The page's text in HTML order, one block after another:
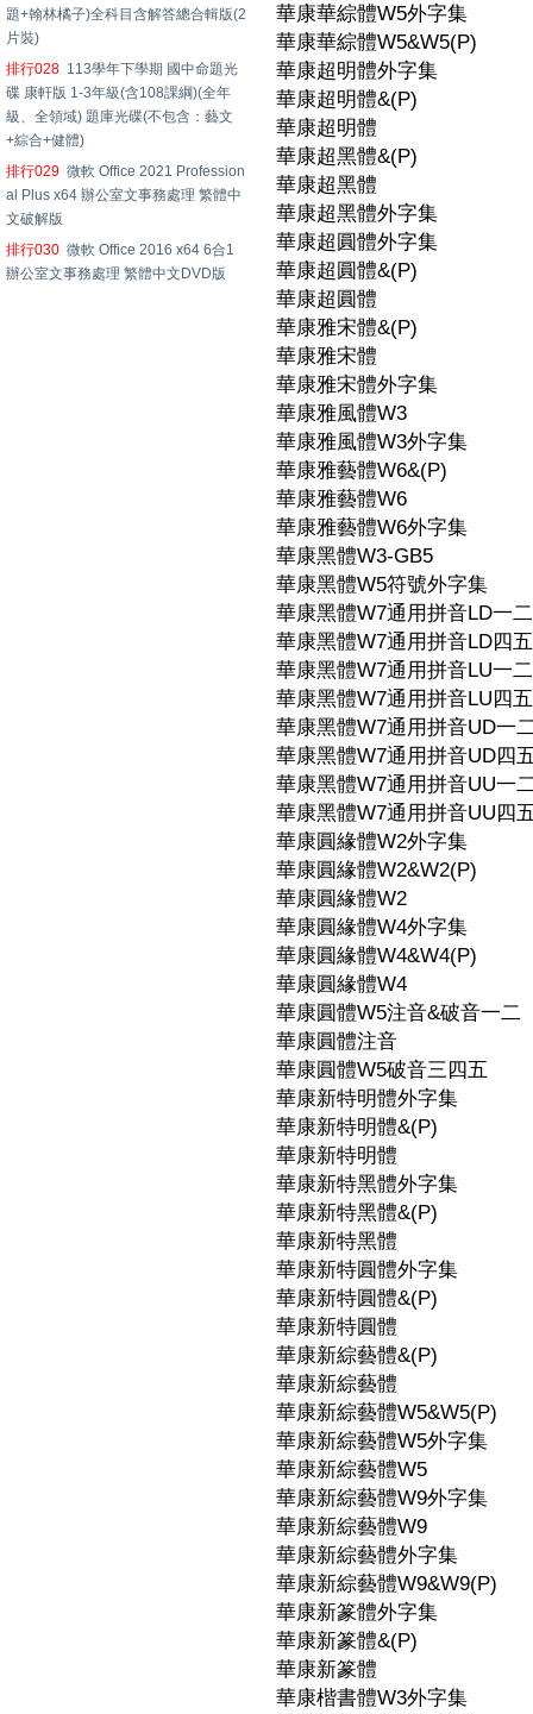
題+翰林橘子)全科目含解答總合輯版(2
片裝)
排行028 113學年下學期 國中命題光
碟 康軒版 1-3年級(含108課綱)(全年
級、全領域) 題庫光碟(不包含：藝文
+綜合+健體)
排行029 微軟 Office 2021 Profession
al Plus x64 辦公室文事務處理 繁體中
文破解版
排行030 微軟 Office 2016 x64 6合1
辦公室文事務處理 繁體中文DVD版
華康華綜體W5外字集
華康華綜體W5&W5(P)
華康超明體外字集
華康超明體&(P)
華康超明體
華康超黑體&(P)
華康超黑體
華康超黑體外字集
華康超圓體外字集
華康超圓體&(P)
華康超圓體
華康雅宋體&(P)
華康雅宋體
華康雅宋體外字集
華康雅風體W3
華康雅風體W3外字集
華康雅藝體W6&(P)
華康雅藝體W6
華康雅藝體W6外字集
華康黑體W3-GB5
華康黑體W5符號外字集
華康黑體W7通用拼音LD一
華康黑體W7通用拼音LD四
華康黑體W7通用拼音LU一
華康黑體W7通用拼音LU四
華康黑體W7通用拼音UD一
華康黑體W7通用拼音UD四
華康黑體W7通用拼音UU一
華康黑體W7通用拼音UU四
華康圓緣體W2外字集
華康圓緣體W2&W2(P)
華康圓緣體W2
華康圓緣體W4外字集
華康圓緣體W4&W4(P)
華康圓緣體W4
華康圓體W5注音&破音一二
華康圓體注音
華康圓體W5破音三四五
華康新特明體外字集
華康新特明體&(P)
華康新特明體
華康新特黑體外字集
華康新特黑體&(P)
華康新特黑體
華康新特圓體外字集
華康新特圓體&(P)
華康新特圓體
華康新綜藝體&(P)
華康新綜藝體
華康新綜藝體W5&W5(P)
華康新綜藝體W5外字集
華康新綜藝體W5
華康新綜藝體W9外字集
華康新綜藝體W9
華康新綜藝體外字集
華康新綜藝體W9&W9(P)
華康新篆體外字集
華康新篆體&(P)
華康新篆體
華康楷書體W3外字集